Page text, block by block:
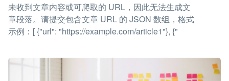
未收到文章内容或可爬取的 URL，因此无法生成文
章段落。请提交包含文章 URL 的 JSON 数组，格式
示例：[ {"url": "https://example.com/article1"}, {"